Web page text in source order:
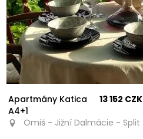
Apartmány Katica
A4+1
13 152 CZK
Omiš - Jižní Dalmácie - Split